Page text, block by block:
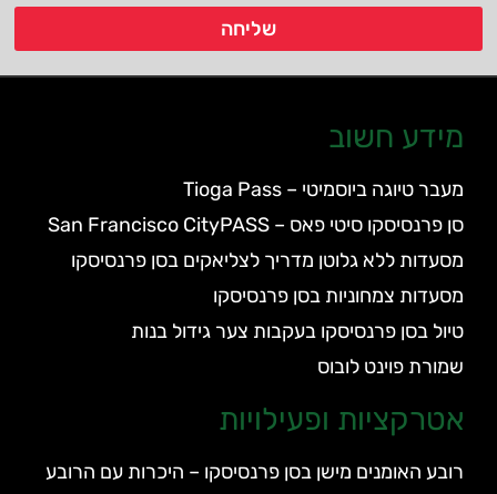
שליחה
מידע חשוב
מעבר טיוגה ביוסמיטי – Tioga Pass
סן פרנסיסקו סיטי פאס – San Francisco CityPASS
מסעדות ללא גלוטן מדריך לצליאקים בסן פרנסיסקו
מסעדות צמחוניות בסן פרנסיסקו
טיול בסן פרנסיסקו בעקבות צער גידול בנות
שמורת פוינט לובוס
אטרקציות ופעילויות
רובע האומנים מישן בסן פרנסיסקו – היכרות עם הרובע